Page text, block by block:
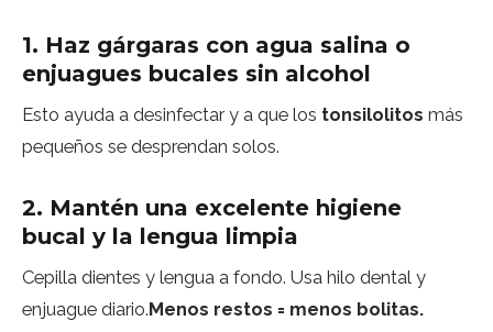
1. Haz gárgaras con agua salina o
enjuagues bucales sin alcohol
Esto ayuda a desinfectar y a que los tonsilolitos más
pequeños se desprendan solos.
2. Mantén una excelente higiene
bucal y la lengua limpia
Cepilla dientes y lengua a fondo. Usa hilo dental y
enjuague diario.Menos restos = menos bolitas.